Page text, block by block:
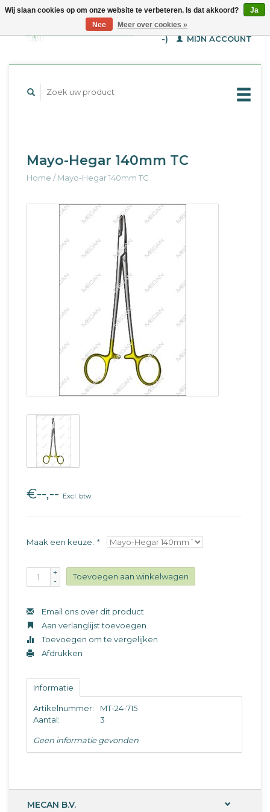
WINKELWAGEN (€--,-
-)
MIJN ACCOUNT
Mayo-Hegar 140mm TC
Home /Mayo-Hegar 140mm TC
€--,-- Excl. btw
Maak een keuze: *
+
-
Toevoegen aan winkelwagen
Email ons over dit product
Aan verlanglijst toevoegen
Toevoegen om te vergelijken
Afdrukken
Informatie
Artikelnummer:
MT-24-715
Aantal:
3
Geen informatie gevonden
MECAN B.V.
Wij slaan cookies op om onze website te verbeteren. Is dat akkoord?
Ja
Nee
Meer over cookies »